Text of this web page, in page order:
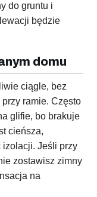
do gruntu i
będzie
domu
ciągle, bez
ramie. Często
glifie, bo brakuje
cieńsza,
izolacji. Jeśli przy
zostawisz zimny
na